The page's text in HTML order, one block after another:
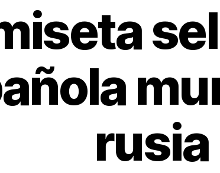
rusia